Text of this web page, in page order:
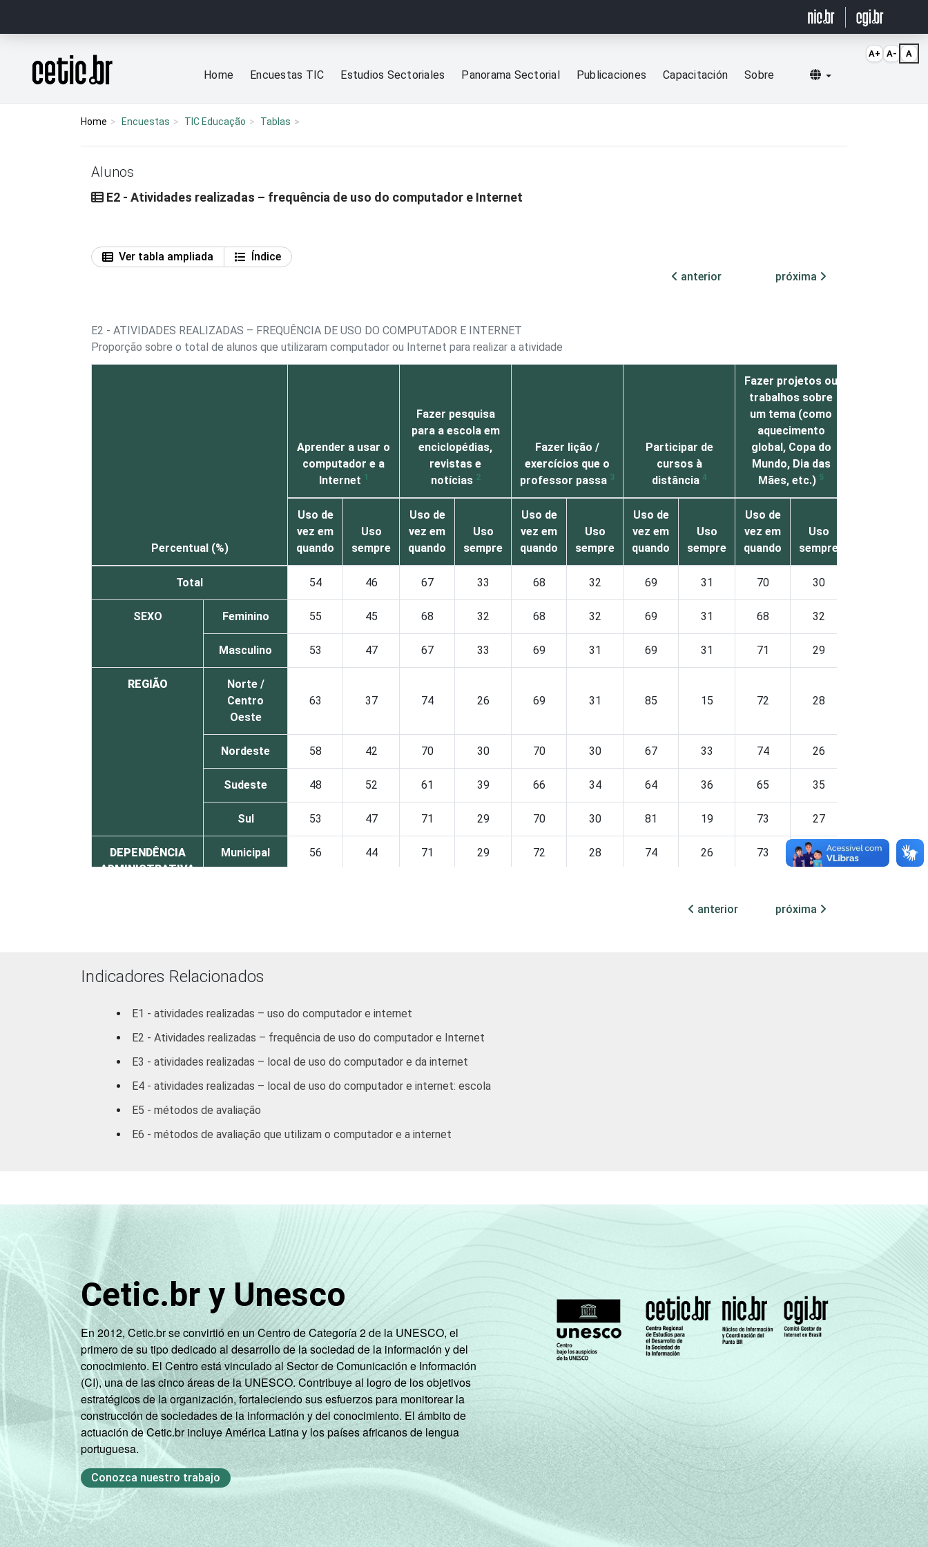
Página inicial
Home Encuestas TIC Estudios Sectoriales Panorama Sectorial Publicaciones Capacitación Sobre Selecionar idioma
Home Encuestas TIC Educação Tablas
Alunos
E2 - Atividades realizadas – frequência de uso do computador e Internet
Ver tabla ampliada
Índice
anterior
próxima
E2 - ATIVIDADES REALIZADAS – FREQUÊNCIA DE USO DO COMPUTADOR E INTERNET
Proporção sobre o total de alunos que utilizaram computador ou Internet para realizar a atividade
Percentual (%)
Aprender a usar o
computador e a
Internet 1
Fazer pesquisa
para a escola em
enciclopédias,
revistas e
notícias 2
Fazer lição /
exercícios que o
professor passa 3
Participar de
cursos à
distância 4
Fazer projetos ou
trabalhos sobre
um tema (como
aquecimento
global, Copa do
Mundo, Dia das
Mães, etc.) 5
Uso de
vez em
quando
Uso
sempre
Uso de
vez em
quando
Uso
sempre
Uso de
vez em
quando
Uso
sempre
Uso de
vez em
quando
Uso
sempre
Uso de
vez em
quando
Uso
sempre
Total 54 46 67 33 68 32 69 31 70 30
SEXO Feminino 55 45 68 32 68 32 69 31 68 32
Masculino 53 47 67 33 69 31 69 31 71 29
REGIÃO
Norte /
Centro
Oeste
63 37 74 26 69 31 85 15 72 28
Nordeste 58 42 70 30 70 30 67 33 74 26
Sudeste 48 52 61 39 66 34 64 36 65 35
Sul 53 47 71 29 70 30 81 19 73 27
DEPENDÊNCIA
ADMINISTRATIVA
Municipal 56 44 71 29 72 28 74 26 73 27 71
Fundamental
ano do
Ensino
2º ano do
Ensino
3Base: 2.845 alunos que já utilizaram o computador e a Internet para fazer lição ou exercícios que o professor passa. Respostas estimuladas.
Base: 262 alunos que já utilizaram o computador e a Internet para participar de cursos à distância. Respostas estimuladas.
5
Base: 2.797 alunos que já utilizaram o computador e a Internet para jogar jogos educativos. Respostas estimuladas.
7Base: 2.146 alunos que já utilizaram o computador e a Internet para fazer apresentações para os colegas de classe. Respostas estimuladas.
8 Base: 1.979 alunos que já utilizaram o computador e a Internet para fazer interpretação de textos. Respostas estimuladas.
Base: 723 alunos que já utilizaram o computador e a Internet para falar com o professor pela Internet. Respostas estimuladas.
10 Base: 3.107 alunos que já utilizaram o computador e a Internet para escrever textos, fazer desenhos, maquetes, etc. Respostas estimuladas.
11Base: 1.377 alunos que já utilizaram o computador e a Internet para fazer experiências de ciências. Respostas estimuladas.
Fonte: NIC.br - set/dez 2010
anterior próxima
Indicadores Relacionados
E1 - atividades realizadas – uso do computador e internet
E2 - Atividades realizadas – frequência de uso do computador e Internet
E3 - atividades realizadas – local de uso do computador e da internet
E4 - atividades realizadas – local de uso do computador e internet: escola
E5 - métodos de avaliação
E6 - métodos de avaliação que utilizam o computador e a internet
Cetic.br y Unesco
En 2012, Cetic.br se convirtió en un Centro de Categoría 2 de la UNESCO, el
primero de su tipo dedicado al desarrollo de la sociedad de la información y del
conocimiento. El Centro está vinculado al Sector de Comunicación e Información
(CI), una de las cinco áreas de la UNESCO. Contribuye al logro de los objetivos
estratégicos de la organización, fortaleciendo sus esfuerzos para monitorear la
construcción de sociedades de la información y del conocimiento. El ámbito de
actuación de Cetic.br incluye América Latina y los países africanos de lengua
portuguesa.
Conozca nuestro trabajo
A+ A- A